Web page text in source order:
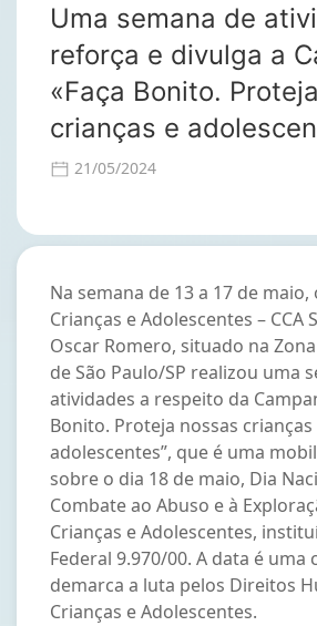
Uma semana de
reforça e divulga a
«Faça Bonito.
crianças e
21/05/2024
Na semana de 13 a 17 de
Crianças e Adolescentes – CCA
Oscar Romero, situado na
de São Paulo/SP realizou uma
atividades a respeito da
Bonito. Proteja nossas crianças
adolescentes”, que é uma
sobre o dia 18 de maio, Dia
Combate ao Abuso e à
Crianças e Adolescentes,
Federal 9.970/00. A data é uma
demarca a luta pelos Direitos
Crianças e Adolescentes.